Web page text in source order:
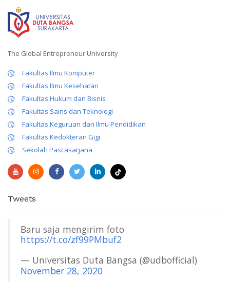
The Global Entrepreneur University
Fakultas Ilmu Komputer
Fakultas Ilmu Kesehatan
Fakultas Hukum dan Bisnis
Fakultas Sains dan Teknologi
Fakultas Keguruan dan Ilmu Pendidikan
Fakultas Kedokteran Gigi
Sekolah Pascasarjana
Tweets
Baru saja mengirim foto
https://t.co/zf99PMbuf2
— Universitas Duta Bangsa (@udbofficial)
November 28, 2020